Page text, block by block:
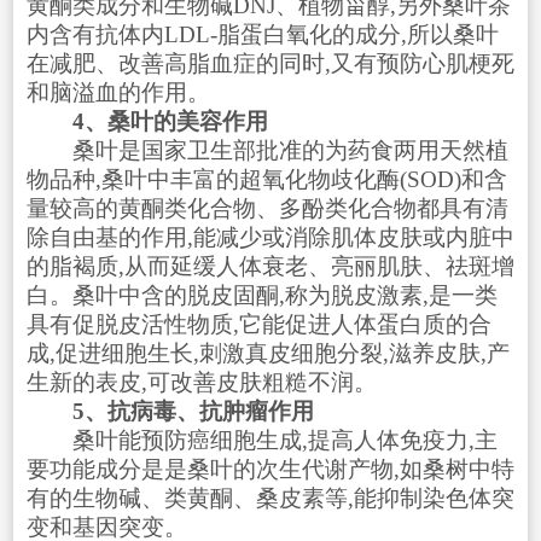
内含有抗体内LDL-脂蛋白氧化的成分,所以桑叶
在减肥、改善高脂血症的同时,又有预防心肌梗死
和脑溢血的作用。
4、桑叶的美容作用
桑叶是国家卫生部批准的为药食两用天然植
物品种,桑叶中丰富的超氧化物歧化酶(SOD)和含
量较高的黄酮类化合物、多酚类化合物都具有清
除自由基的作用,能减少或消除肌体皮肤或内脏中
的脂褐质,从而延缓人体衰老、亮丽肌肤、祛斑增
白。桑叶中含的脱皮固酮,称为脱皮激素,是一类
具有促脱皮活性物质,它能促进人体蛋白质的合
成,促进细胞生长,刺激真皮细胞分裂,滋养皮肤,产
生新的表皮,可改善皮肤粗糙不润。
5、抗病毒、抗肿瘤作用
桑叶能预防癌细胞生成,提高人体免疫力,主
要功能成分是是桑叶的次生代谢产物,如桑树中特
有的生物碱、类黄酮、桑皮素等,能抑制染色体突
变和基因突变。